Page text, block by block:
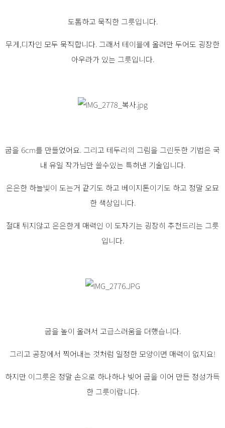
도톰하고 묵직한 그릇입니다.
무게,디자인 모두 묵직합니다. 그래서 테이블에 올려만 두어도 굉장한
아우라가 있는 그릇입니다.
굽을 6cm를 만들었어요. 그리고 테두리의 그림을 그린듯한 기법은 국
내 유일 작가님만 쓸수있는 특허낸 기술입니다.
은은한 하늘빛이 도는거 같기도 하고 베이지톤이기도 하고 정말 오묘
한 색상입니다.
절대 튀지않고 은은한게 매력인 이 도자기는 굉장히 추천드리는 그릇
입니다.
굽을 높이 올려서 고급스러움을 더했습니다.
그리고 공장에서 찍어내는 것처럼 일정한 모양이면 매력이 없지요!
하지만 이그릇은 정말 손으로 하나하나 빚어 굽을 이어 만든 정성가득
한 그릇이랍니다.